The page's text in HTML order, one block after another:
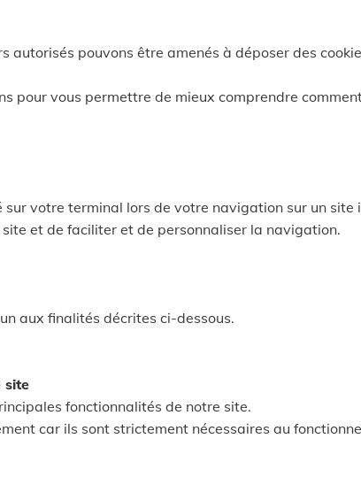
autorisés pouvons être amenés à déposer des
pour vous permettre de mieux comprendre
votre terminal lors de votre navigation sur un site
et de faciliter et de personnaliser la navigation.
aux finalités décrites ci-dessous.
site
fonctionnalités de notre site.
car ils sont strictement nécessaires au